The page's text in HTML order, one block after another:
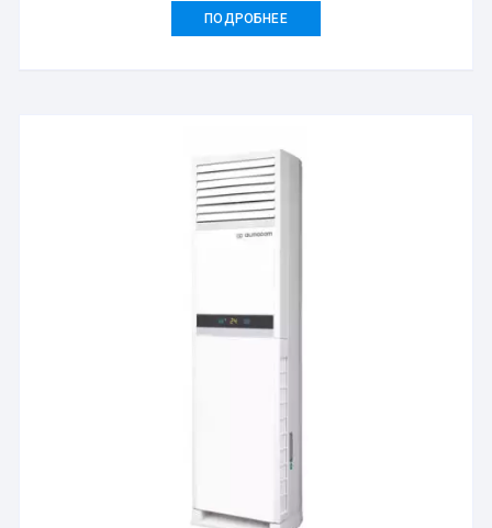
ПОДРОБНЕЕ